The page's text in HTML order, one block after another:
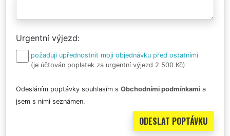
Urgentní výjezd
požaduji upřednostnit moji objednávku před ostatními
(je účtován poplatek za urgentní výjezd 2 500 Kč)
Odesláním poptávky souhlasím s Obchodními podmínkami a
jsem s nimi seznámen.